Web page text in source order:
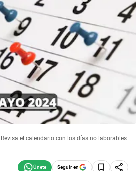
el calendario con los días no laborables
Seguir en